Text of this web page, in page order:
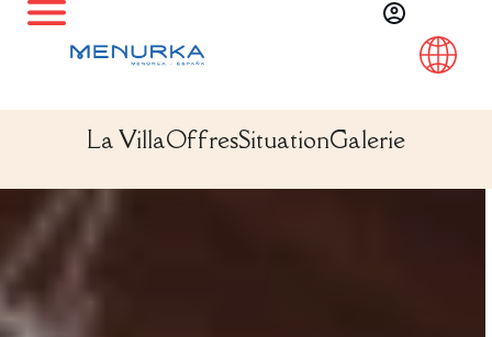
La VillaOffresSituationGalerie